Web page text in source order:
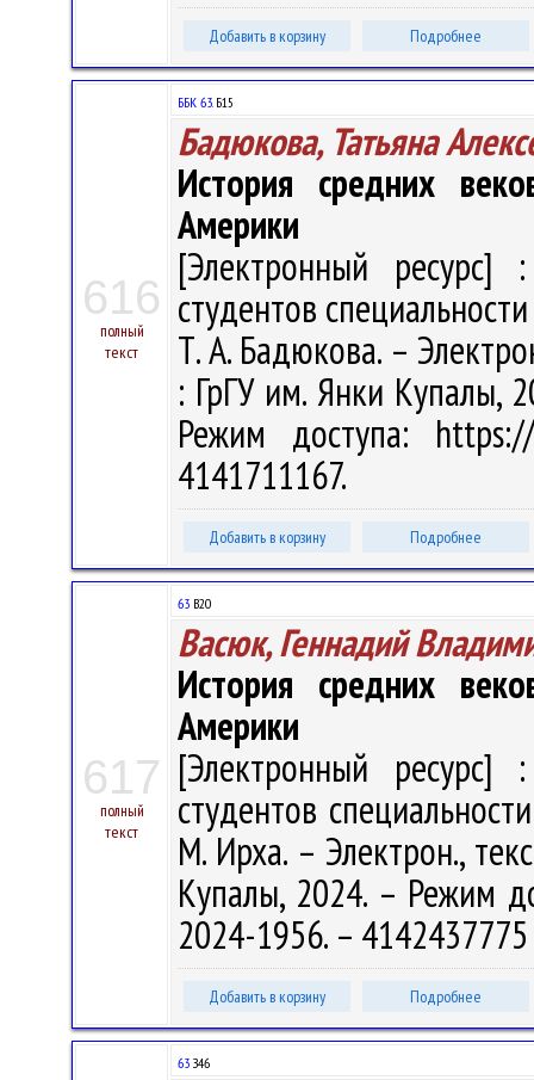
Добавить в корзину Подробнее
616
полный
текст
ББК 63.Б15
Бадюкова, Татьяна
История средних
Америки
[Электронный ресурс]
студентов
Т. А. Бадюкова. –
: ГрГУ им. Янки Купалы,
Режим доступа:
4141711167.
Добавить в корзину Подробнее
617
полный
текст
63 В20
Васюк, Геннадий
История средних
Америки
[Электронный ресурс]
студентов
М. Ирха. – Электрон.,
Купалы, 2024. – Режим
2024-1956. –
Добавить в корзину Подробнее
63 З46